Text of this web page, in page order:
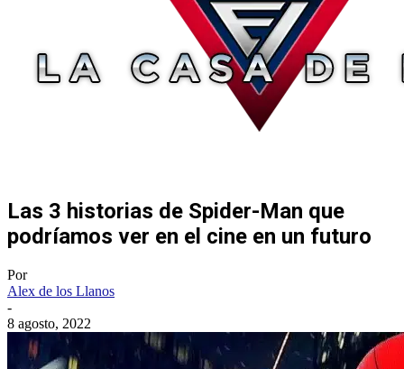
Las 3 historias de Spider-Man que
podríamos ver en el cine en un futuro
Por
Alex de los Llanos
-
8 agosto, 2022